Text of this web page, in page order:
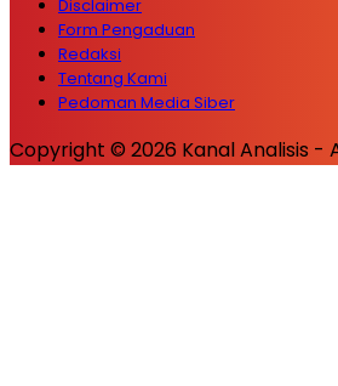
Disclaimer
Form Pengaduan
Redaksi
Tentang Kami
Pedoman Media Siber
Copyright © 2026 Kanal Analisis -